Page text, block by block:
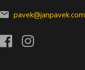
pavek@janpavek.com